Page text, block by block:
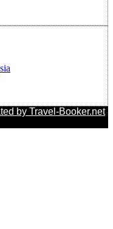
by Travel-Booker.net